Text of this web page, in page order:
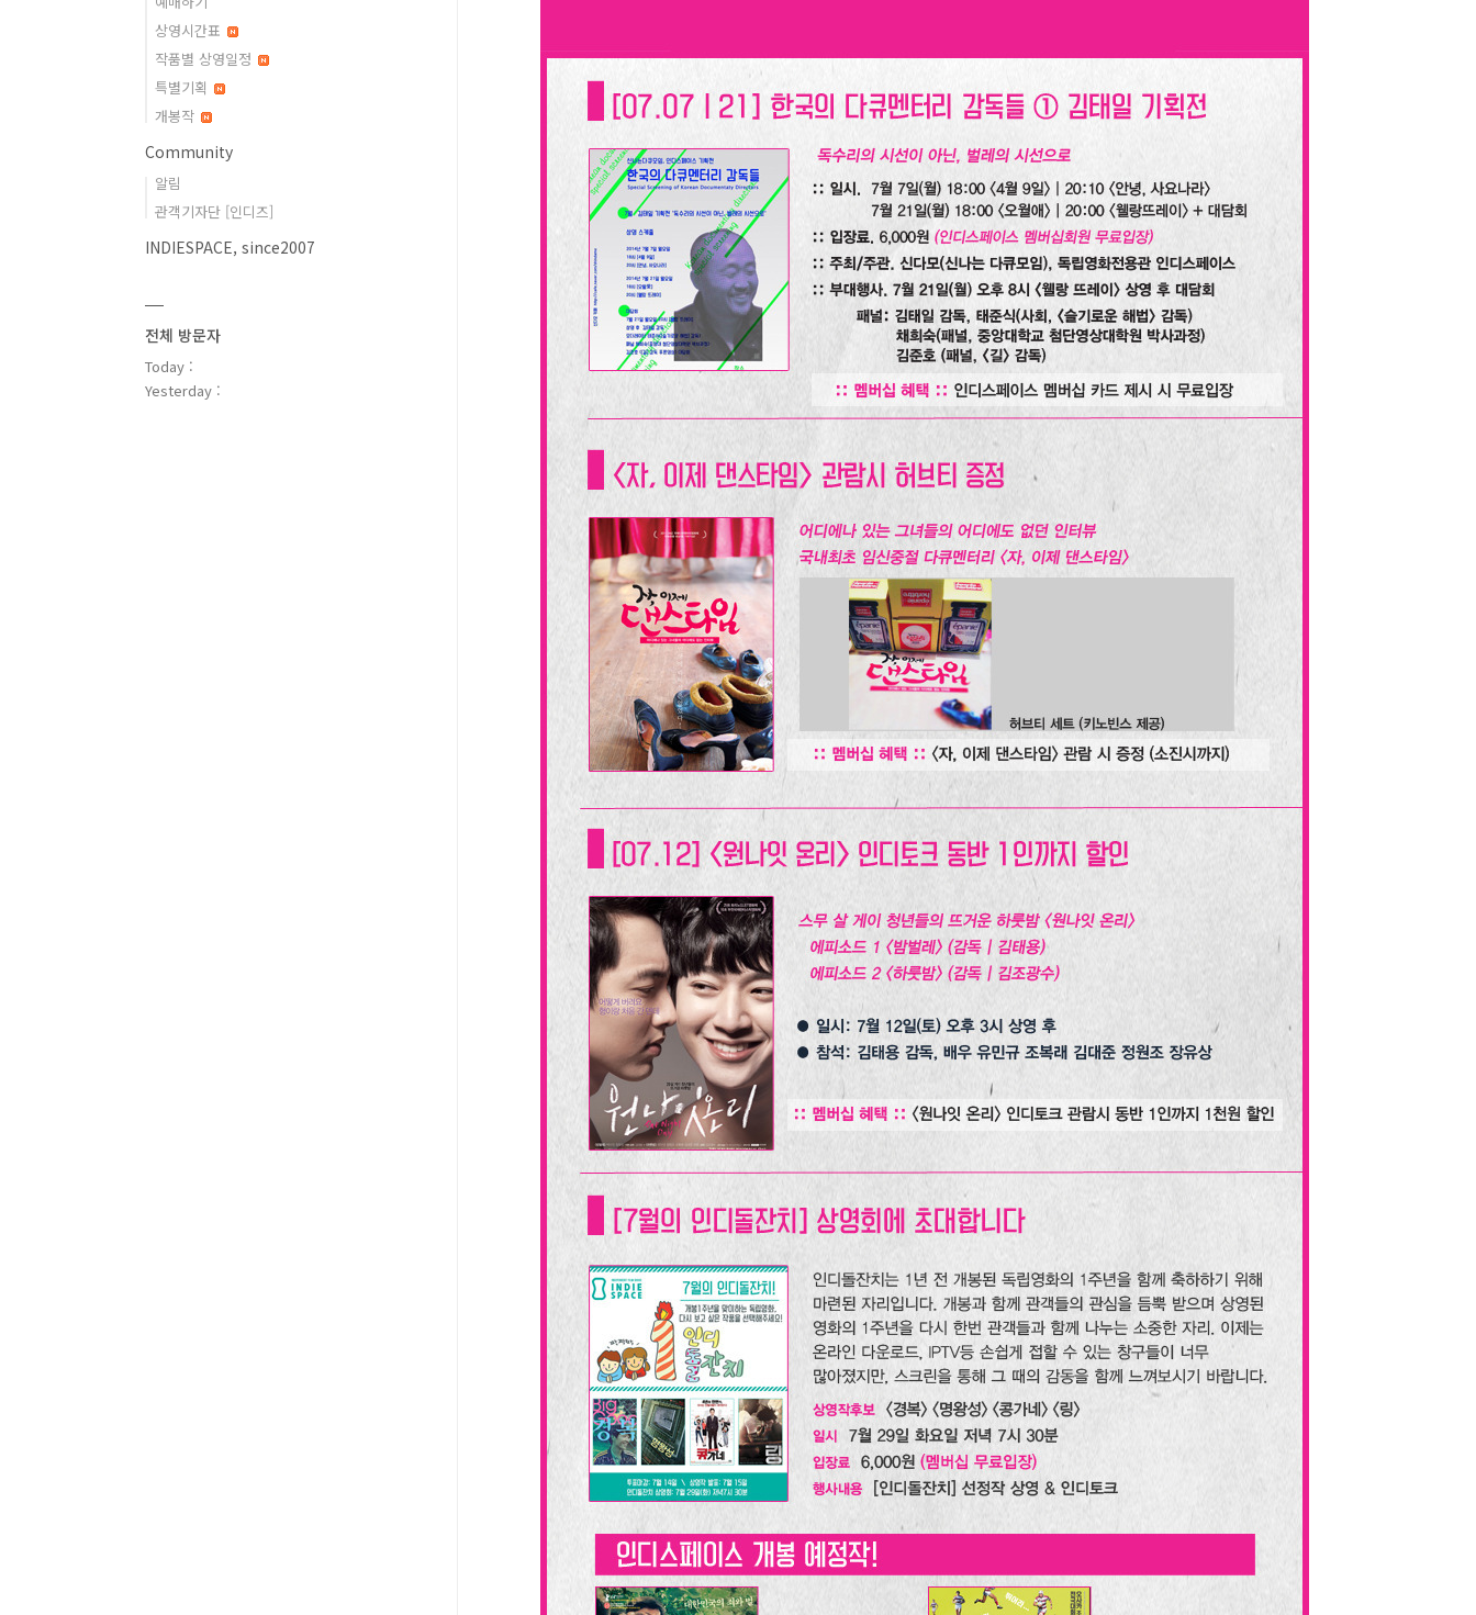
상영시간표
작품별 상영일정
특별기획
개봉작
Community
알림
관객기자단 [인디즈]
INDIESPACE, since2007
전체 방문자
Today :
Yesterday :